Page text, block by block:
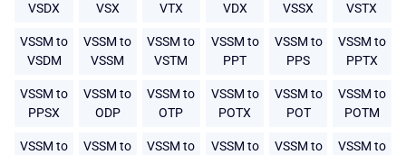
VSDX
VSX
VTX
VDX
VSSX
VSTX
VSSM to
VSDM
VSSM to
VSSM
VSSM to
VSTM
VSSM to
PPT
VSSM to
PPS
VSSM to
PPTX
VSSM to
PPSX
VSSM to
ODP
VSSM to
OTP
VSSM to
POTX
VSSM to
POT
VSSM to
POTM
VSSM to
VSSM to
VSSM to
VSSM to
VSSM to
VSSM to